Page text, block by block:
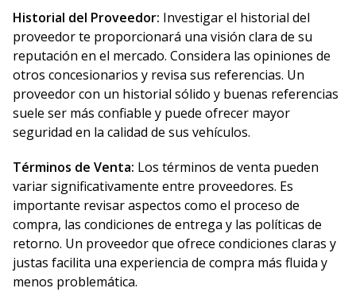
Historial del Proveedor: Investigar el historial del
proveedor te proporcionará una visión clara de su
reputación en el mercado. Considera las opiniones de
otros concesionarios y revisa sus referencias. Un
proveedor con un historial sólido y buenas referencias
suele ser más confiable y puede ofrecer mayor
seguridad en la calidad de sus vehículos.
Términos de Venta: Los términos de venta pueden
variar significativamente entre proveedores. Es
importante revisar aspectos como el proceso de
compra, las condiciones de entrega y las políticas de
retorno. Un proveedor que ofrece condiciones claras y
justas facilita una experiencia de compra más fluida y
menos problemática.